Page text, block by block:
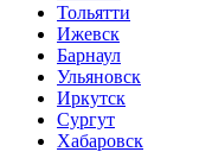
Тольятти
Ижевск
Барнаул
Ульяновск
Иркутск
Сургут
Хабаровск